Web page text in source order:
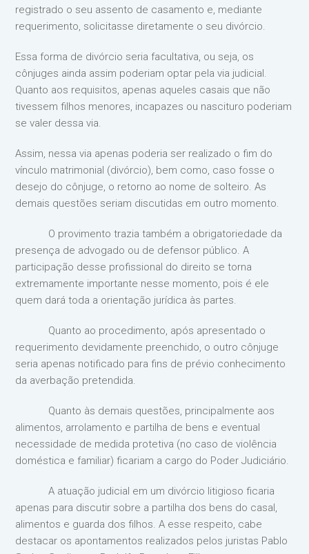
registrado o seu assento de casamento e, mediante
requerimento, solicitasse diretamente o seu divórcio.
Essa forma de divórcio seria facultativa, ou seja, os
cônjuges ainda assim poderiam optar pela via judicial.
Quanto aos requisitos, apenas aqueles casais que não
tivessem filhos menores, incapazes ou nascituro poderiam
se valer dessa via.
Assim, nessa via apenas poderia ser realizado o fim do
vínculo matrimonial (divórcio), bem como, caso fosse o
desejo do cônjuge, o retorno ao nome de solteiro. As
demais questões seriam discutidas em outro momento.
O provimento trazia também a obrigatoriedade da
presença de advogado ou de defensor público. A
participação desse profissional do direito se torna
extremamente importante nesse momento, pois é ele
quem dará toda a orientação jurídica às partes.
Quanto ao procedimento, após apresentado o
requerimento devidamente preenchido, o outro cônjuge
seria apenas notificado para fins de prévio conhecimento
da averbação pretendida.
Quanto às demais questões, principalmente aos
alimentos, arrolamento e partilha de bens e eventual
necessidade de medida protetiva (no caso de violência
doméstica e familiar) ficariam a cargo do Poder Judiciário.
A atuação judicial em um divórcio litigioso ficaria
apenas para discutir sobre a partilha dos bens do casal,
alimentos e guarda dos filhos. A esse respeito, cabe
destacar os apontamentos realizados pelos juristas Pablo